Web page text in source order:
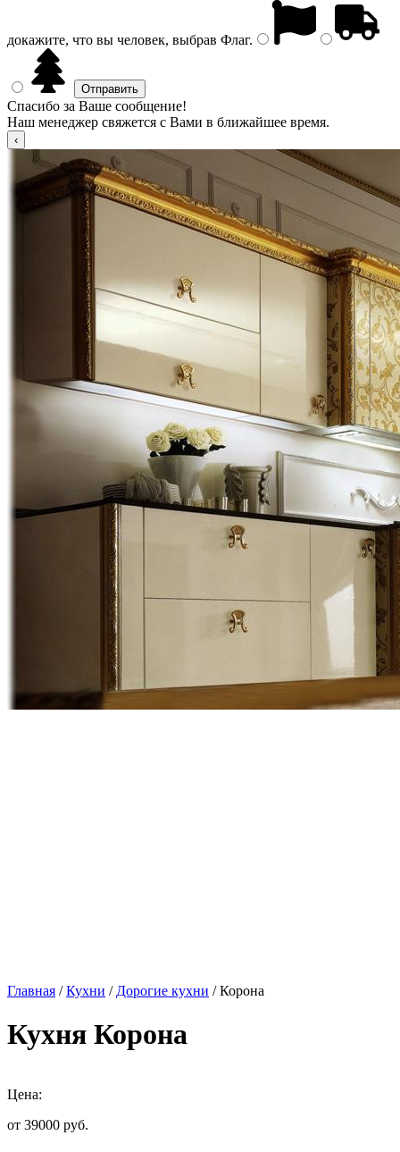
докажите, что вы человек, выбрав Флаг.
Спасибо за Ваше сообщение!
Наш менеджер свяжется с Вами в ближайшее время.
Главная /Кухни / Дорогие кухни / Корона
Кухня Корона
Цена:
от 39000 руб.